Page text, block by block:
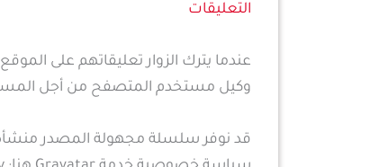
التعليقات
وكيل مستخدم المتصفح من أجل